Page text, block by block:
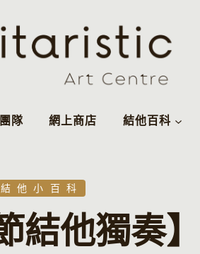
隊 網上商店 結他百科
結他小百科
結他獨奏